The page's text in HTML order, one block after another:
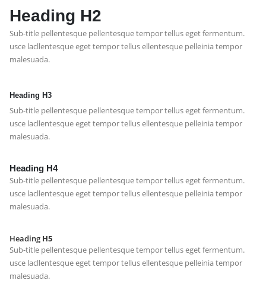
Heading H2
Sub-title pellentesque pellentesque tempor tellus eget fermentum.
usce lacllentesque eget tempor tellus ellentesque pelleinia tempor
malesuada.
Heading H3
Sub-title pellentesque pellentesque tempor tellus eget fermentum.
usce lacllentesque eget tempor tellus ellentesque pelleinia tempor
malesuada.
Heading H4
Sub-title pellentesque pellentesque tempor tellus eget fermentum.
usce lacllentesque eget tempor tellus ellentesque pelleinia tempor
malesuada.
Heading H5
Sub-title pellentesque pellentesque tempor tellus eget fermentum.
usce lacllentesque eget tempor tellus ellentesque pelleinia tempor
malesuada.